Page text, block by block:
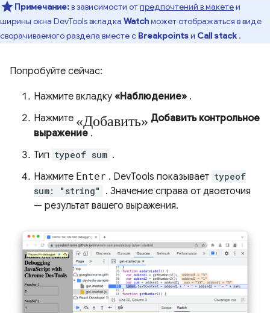
Примечание:в зависимости отпредпочтений в макетеи
ширины окна DevTools вкладка Watchможет отображаться в виде
сворачиваемого раздела вместе с Breakpointsи Call stack .
Попробуйте сейчас:
Нажмите вкладку «Наблюдение» .
Нажмите «Добавить» Добавить контрольное
выражение .
Тип typeof sum .
Нажмите Enter . DevTools показывает typeof
sum: "string"
. Значение справа от двоеточия
— результат вашего выражения.